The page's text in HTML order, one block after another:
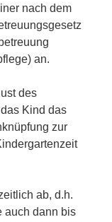
nach dem
an.
des
Kind das
zur
ab, d.h.
auch dann bis